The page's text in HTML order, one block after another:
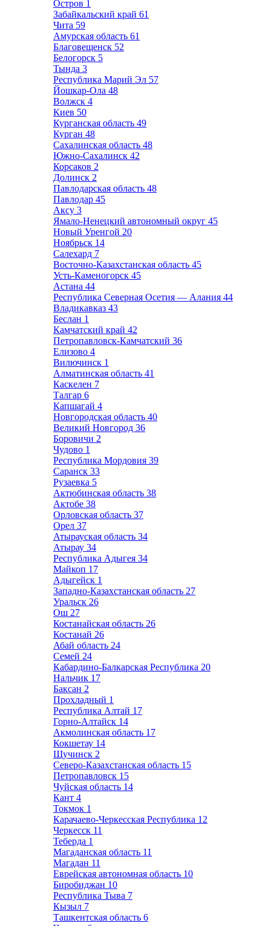
Остров 1
Забайкальский край 61
Чита 59
Амурская область 61
Благовещенск 52
Белогорск 5
Тында 3
Республика Марий Эл 57
Йошкар-Ола 48
Волжск 4
Киев 50
Курганская область 49
Курган 48
Сахалинская область 48
Южно-Сахалинск 42
Корсаков 2
Долинск 2
Павлодарская область 48
Павлодар 45
Аксу 3
Ямало-Ненецкий автономный округ 45
Новый Уренгой 20
Ноябрьск 14
Салехард 7
Восточно-Казахстанская область 45
Усть-Каменогорск 45
Астана 44
Республика Северная Осетия — Алания 44
Владикавказ 43
Беслан 1
Камчатский край 42
Петропавловск-Камчатский 36
Елизово 4
Вилючинск 1
Алматинская область 41
Каскелен 7
Талгар 6
Капшагай 4
Новгородская область 40
Великий Новгород 36
Боровичи 2
Чудово 1
Республика Мордовия 39
Саранск 33
Рузаевка 5
Актюбинская область 38
Актобе 38
Орловская область 37
Орел 37
Атырауская область 34
Атырау 34
Республика Адыгея 34
Майкоп 17
Адыгейск 1
Западно-Казахстанская область 27
Уральск 26
Ош 27
Костанайская область 26
Костанай 26
Абай область 24
Семей 24
Кабардино-Балкарская Республика 20
Нальчик 17
Баксан 2
Прохладный 1
Республика Алтай 17
Горно-Алтайск 14
Акмолинская область 17
Кокшетау 14
Щучинск 2
Северо-Казахстанская область 15
Петропавловск 15
Чуйская область 14
Кант 4
Токмок 1
Карачаево-Черкесская Республика 12
Черкесск 11
Теберда 1
Магаданская область 11
Магадан 11
Еврейская автономная область 10
Биробиджан 10
Республика Тыва 7
Кызыл 7
Ташкентская область 6